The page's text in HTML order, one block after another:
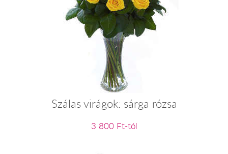
Szálas virágok: sárga rózsa
3 800 Ft-tól